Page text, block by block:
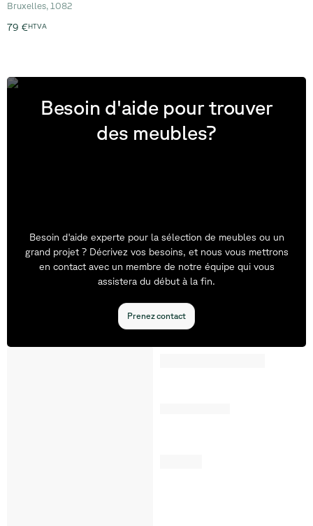
Besoin d'aide pour trouver
des meubles?
Besoin d'aide experte pour la sélection de meubles ou un
grand projet ? Décrivez vos besoins, et nous vous mettrons
en contact avec un membre de notre équipe qui vous
assistera du début à la fin.
Prenez contact
Bruxelles, 1082
79 €HTVA